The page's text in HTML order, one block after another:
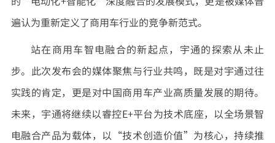
遍认为重新定义了商用车行业的竞争新范式。
站在商用车智电融合的新起点，宇通的探索从未止
步。此次发布会的媒体聚焦与行业共鸣，既是对宇通过往
实践的肯定，更是对中国商用车产业高质量发展的期待。
未来，宇通将继续以睿控E+平台为技术底座，以全场景智
电融合产品为载体，以“技术创造价值”为核心，持续推